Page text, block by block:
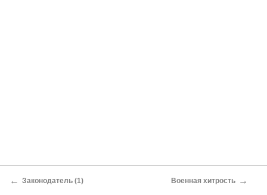
← Законодатель (1) Военная хитрость →